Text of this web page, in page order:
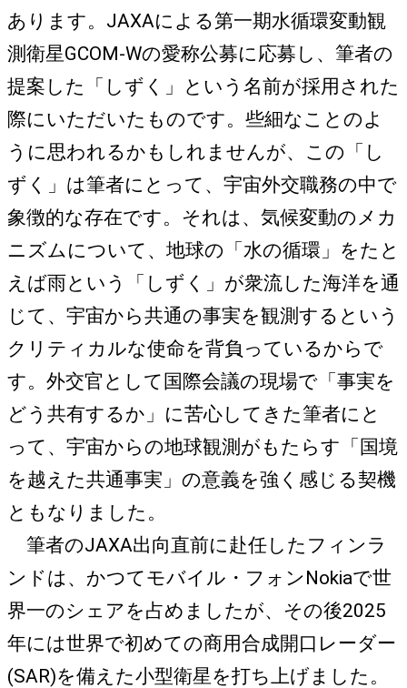
あります。JAXAによる第一期水循環変動観
測衛星GCOM-Wの愛称公募に応募し、筆者の
提案した「しずく」という名前が採用された
際にいただいたものです。些細なことのよ
うに思われるかもしれませんが、この「し
ずく」は筆者にとって、宇宙外交職務の中で
象徴的な存在です。それは、気候変動のメカ
ニズムについて、地球の「水の循環」をたと
えば雨という「しずく」が衆流した海洋を通
じて、宇宙から共通の事実を観測するという
クリティカルな使命を背負っているからで
す。外交官として国際会議の現場で「事実を
どう共有するか」に苦心してきた筆者にと
って、宇宙からの地球観測がもたらす「国境
を越えた共通事実」の意義を強く感じる契機
ともなりました。
筆者のJAXA出向直前に赴任したフィンラ
ンドは、かつてモバイル・フォンNokiaで世
界一のシェアを占めましたが、その後2025
年には世界で初めての商用合成開口レーダー
(SAR)を備えた小型衛星を打ち上げました。